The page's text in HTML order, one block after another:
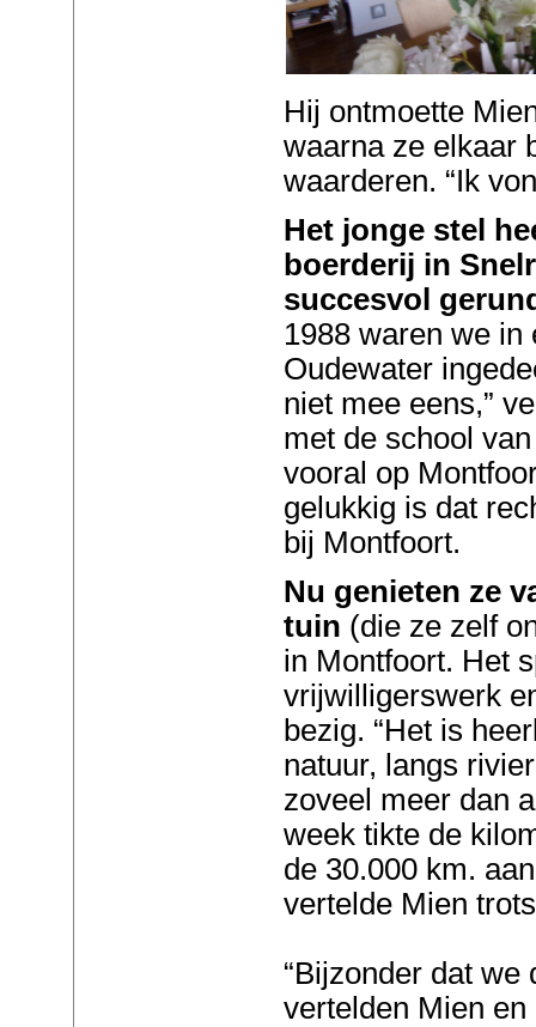
Hij ontmoette
waarna ze elkaar
waarderen. “Ik
Het jonge stel
boerderij in
succesvol
1988 waren we in
Oudewater
niet mee eens,”
met de school
vooral op
gelukkig is dat
bij Montfoort.
Nu genieten ze
tuin (die ze zelf
in Montfoort. Het
vrijwilligerswerk
bezig. “Het is
natuur, langs
zoveel meer dan
week tikte de
de 30.000 km.
vertelde Mien
“Bijzonder dat we
vertelden Mien en